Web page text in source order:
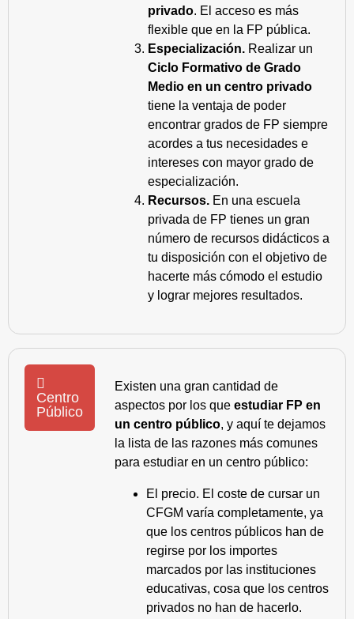
privado. El acceso es más
flexible que en la FP pública.
Especialización. Realizar un
Ciclo Formativo de Grado
Medio en un centro privado
tiene la ventaja de poder
encontrar grados de FP siempre
acordes a tus necesidades e
intereses con mayor grado de
especialización.
Recursos. En una escuela
privada de FP tienes un gran
número de recursos didácticos a
tu disposición con el objetivo de
hacerte más cómodo el estudio
y lograr mejores resultados.
Centro
Público
Existen una gran cantidad de
aspectos por los que estudiar FP en
un centro público, y aquí te dejamos
la lista de las razones más comunes
para estudiar en un centro público:
El precio. El coste de cursar un
CFGM varía completamente, ya
que los centros públicos han de
regirse por los importes
marcados por las instituciones
educativas, cosa que los centros
privados no han de hacerlo.